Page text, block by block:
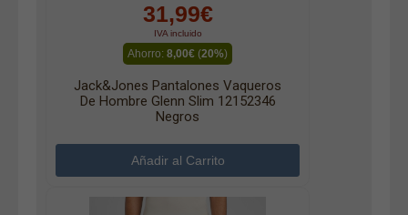
31,99€
IVA incluido
Ahorro: 8,00€ (20%)
Jack&Jones Pantalones Vaqueros
De Hombre Glenn Slim 12152346
Negros